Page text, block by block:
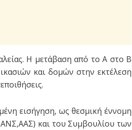
Η μετάβαση από το Α στο Β
και δομών στην εκτέλεση
εισήγηση, ως θεσμική έννομη
και του Συμβουλίου των